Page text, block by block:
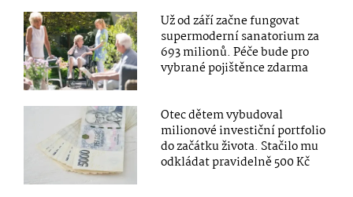
Už od září začne fungovat
supermoderní sanatorium za
693 milionů. Péče bude pro
vybrané pojištěnce zdarma
Otec dětem vybudoval
milionové investiční portfolio
do začátku života. Stačilo mu
odkládat pravidelně 500 Kč